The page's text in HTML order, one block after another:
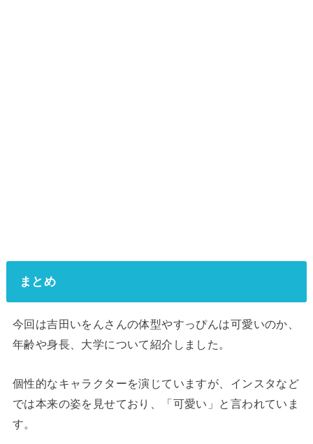
まとめ
今回は吉田いをんさんの体型やすっぴんは可愛いのか、
年齢や身長、大学について紹介しました。
個性的なキャラクターを演じていますが、インスタなど
では本来の姿を見せており、「可愛い」と言われていま
す。